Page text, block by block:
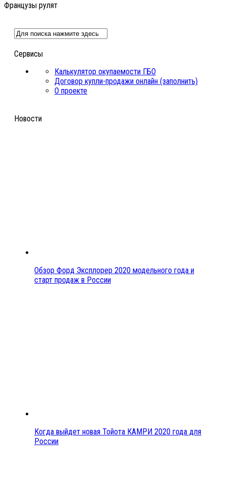
Французы рулят
Сервисы
Калькулятор окупаемости ГБО
Договор купли-продажи онлайн (заполнить)
О проекте
Новости
Обзор Форд Эксплорер 2020 модельного года и
старт продаж в России
Когда выйдет новая Тойота КАМРИ 2020 года для
России